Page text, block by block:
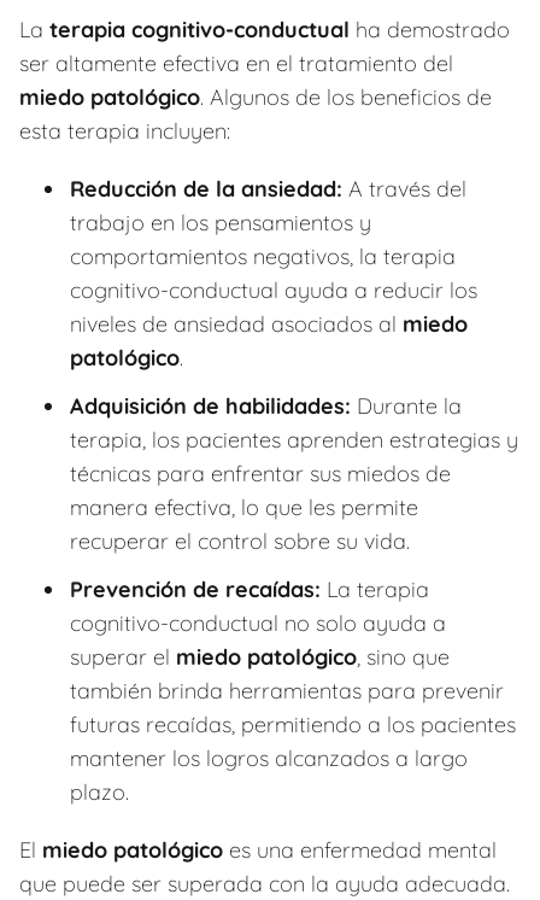
La terapia cognitivo-conductual ha demostrado
ser altamente efectiva en el tratamiento del
miedo patológico. Algunos de los beneficios de
esta terapia incluyen:
Reducción de la ansiedad: A través del
trabajo en los pensamientos y
comportamientos negativos, la terapia
cognitivo-conductual ayuda a reducir los
niveles de ansiedad asociados al miedo
patológico.
Adquisición de habilidades: Durante la
terapia, los pacientes aprenden estrategias y
técnicas para enfrentar sus miedos de
manera efectiva, lo que les permite
recuperar el control sobre su vida.
Prevención de recaídas: La terapia
cognitivo-conductual no solo ayuda a
superar el miedo patológico, sino que
también brinda herramientas para prevenir
futuras recaídas, permitiendo a los pacientes
mantener los logros alcanzados a largo
plazo.
El miedo patológico es una enfermedad mental
que puede ser superada con la ayuda adecuada.